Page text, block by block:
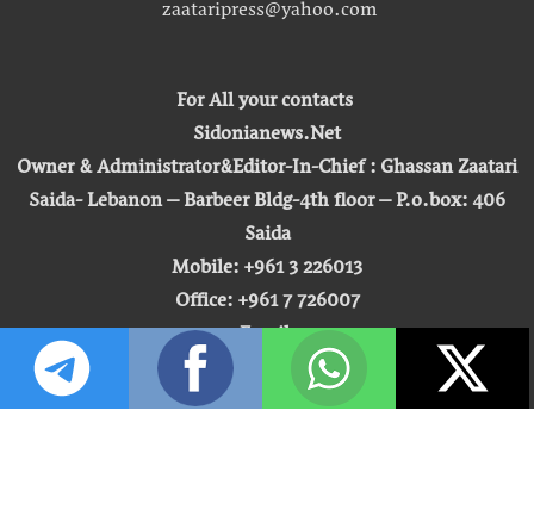
zaataripress@yahoo.com
For All your contacts
Sidonianews.Net
Owner & Administrator&Editor-In-Chief : Ghassan Zaatari
Saida- Lebanon – Barbeer Bldg-4th floor – P.o.box: 406
Saida
Mobile: +961 3 226013
Office: +961 7 726007
zaatari.ghassan@gmail.com
zaataripress@yahoo.com